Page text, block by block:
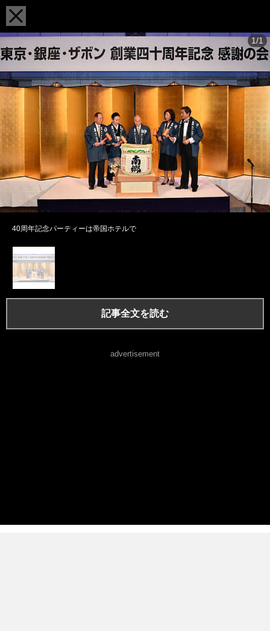
1/1
40周年記念パーティーは帝国ホテルで
記事全文を読む
advertisement